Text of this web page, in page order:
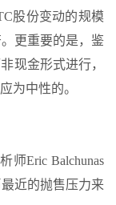
股份变动的规模
更重要的是，鉴
现金形式进行，
为中性的。
师Eric Balchunas
近的抛售压力来